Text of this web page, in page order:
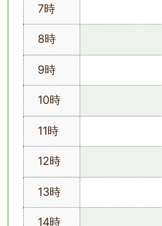
7時
8時
9時
10時
11時
12時
13時
14時